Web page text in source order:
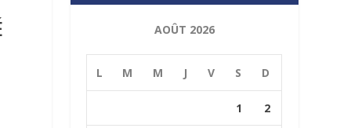
AOÛT 2026
L M M J V S D
1 2